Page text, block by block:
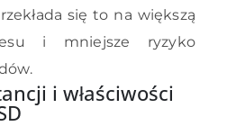
się to na większą
i mniejsze ryzyko
i właściwości